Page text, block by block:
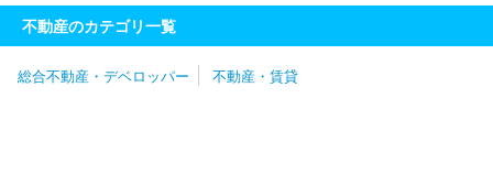
アルティ株式会社
タクトホーム株式会社
旭化成不動産レジデン
ス株式会社
株式会社パーキングマーケット
株式会社９ＧＡＴＥＳ．
ウスイホーム株式会社
不動産のカテゴリ一覧
総合不動産・デベロッパー 不動産・賃貸